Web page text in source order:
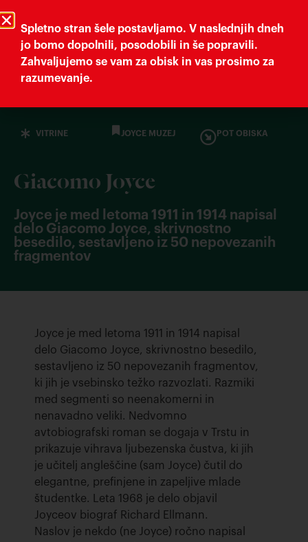
Muzej tržaške književnosti
VITRINE JOYCE MUZEJ POT OBISKA
Giacomo Joyce
Joyce je med letoma 1911 in 1914 napisal
delo Giacomo Joyce, skrivnostno
besedilo, sestavljeno iz 50 nepovezanih
fragmentov
Joyce je med letoma 1911 in 1914 napisal
delo Giacomo Joyce, skrivnostno besedilo,
sestavljeno iz 50 nepovezanih fragmentov,
ki jih je vsebinsko težko razvozlati. Razmiki
med segmenti so neenakomerni in
nenavadno veliki. Nedvomno
avtobiografski roman se dogaja v Trstu in
prikazuje vihrava ljubezenska čustva, ki jih
je učitelj angleščine (sam Joyce) čutil do
elegantne, prefinjene in zapeljive mlade
študentke. Leta 1968 je delo objavil
Joyceov biograf Richard Ellmann.
Naslov je nekdo (ne Joyce) ročno napisal
Spletno stran šele postavljamo. V naslednjih dneh
jo bomo dopolnili, posodobili in še popravili.
Zahvaljujemo se vam za obisk in vas prosimo za
razumevanje.